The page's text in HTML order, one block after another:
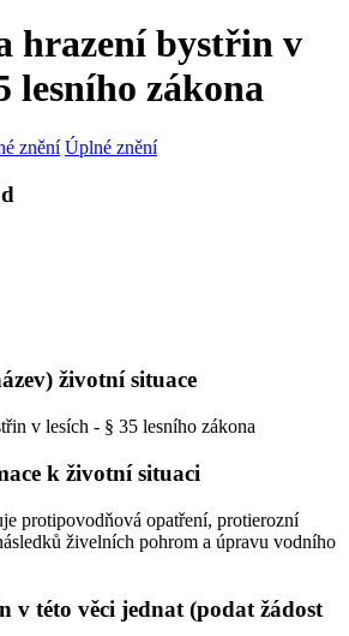
hrazení bystřin v
lesního zákona
znění Úplné znění
životní situace
v lesích - § 35 lesního zákona
k životní situaci
protipovodňová opatření, protierozní
živelních pohrom a úpravu vodního
v této věci jednat (podat žádost